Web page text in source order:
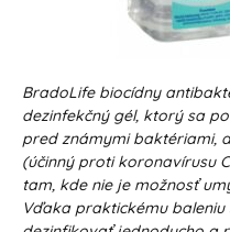
BradoLife biocídny
dezinfekčný gél, ktorý sa
pred známymi baktériami,
(účinný proti koronavírusu
tam, kde nie je možnosť
Vďaka praktickému